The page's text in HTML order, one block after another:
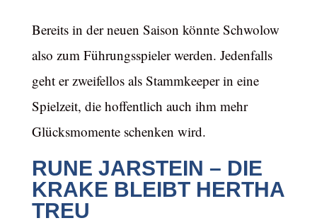
Bereits in der neuen Saison könnte Schwolow
also zum Führungsspieler werden. Jedenfalls
geht er zweifellos als Stammkeeper in eine
Spielzeit, die hoffentlich auch ihm mehr
Glücksmomente schenken wird.
RUNE JARSTEIN – DIE
KRAKE BLEIBT HERTHA
TREU